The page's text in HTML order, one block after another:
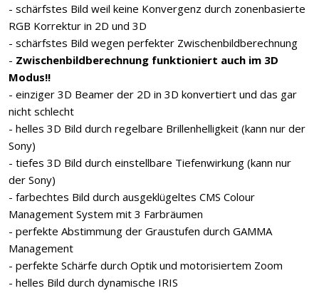
- schärfstes Bild weil keine Konvergenz durch zonenbasierte
RGB Korrektur in 2D und 3D
- schärfstes Bild wegen perfekter Zwischenbildberechnung
- Zwischenbildberechnung funktioniert auch im 3D
Modus!!
- einziger 3D Beamer der 2D in 3D konvertiert und das gar
nicht schlecht
- helles 3D Bild durch regelbare Brillenhelligkeit (kann nur der
Sony)
- tiefes 3D Bild durch einstellbare Tiefenwirkung (kann nur
der Sony)
- farbechtes Bild durch ausgeklügeltes CMS Colour
Management System mit 3 Farbräumen
- perfekte Abstimmung der Graustufen durch GAMMA
Management
- perfekte Schärfe durch Optik und motorisiertem Zoom
- helles Bild durch dynamische IRIS